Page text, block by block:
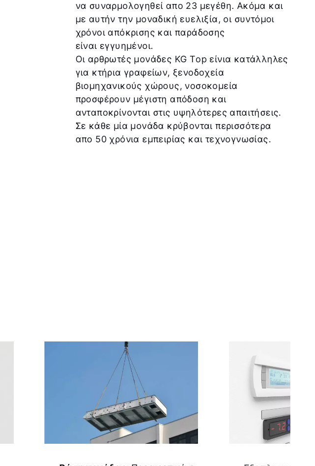
να συναρμολογηθεί απο 23 μεγέθη. Ακόμα και
με αυτήν την μοναδική ευελιξία, οι συντόμοι
χρόνοι απόκρισης και παράδοσης
είναι εγγυημένοι.
Οι αρθρωτές μονάδες KG Τop είνια κατάλληλες
για κτήρια γραφείων, ξενοδοχεία
βιομηχανικούς χώρους, νοσοκομεία
προσφέρουν μέγιστη απόδοση και
ανταποκρίνονται στις υψηλότερες απαιτήσεις.
Σε κάθε μία μονάδα κρύβονται περισσότερα
απο 50 χρόνια εμπειρίας και τεχνογνωσίας.